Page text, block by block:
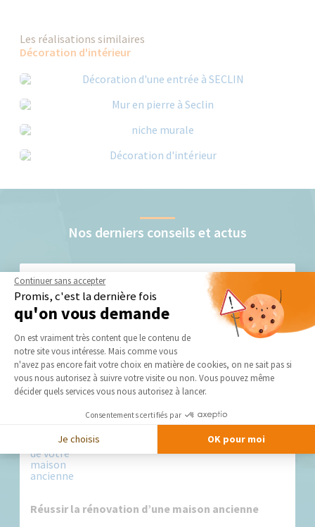
Les réalisations similaires
Décoration d'intérieur
Nos derniers conseils et actus
Maison rénovée : 8 idées d'aménagement pour un
intérieur moderne et chaleureux
Réussir la rénovation d’une maison ancienne
Continuer sans accepter
Promis, c'est la dernière fois
qu'on vous demande
Plateforme de Gestion du
On est vraiment très content que le contenu de
notre site vous intéresse. Mais comme vous
n'avez pas encore fait votre choix en matière de cookies, on ne sait pas si
vous nous autorisez à suivre votre visite ou non. Vous pouvez même
décider quels services vous nous autorisez à lancer.
Consentements certifiés par
Je choisis OK pour moi
Axeptio consent